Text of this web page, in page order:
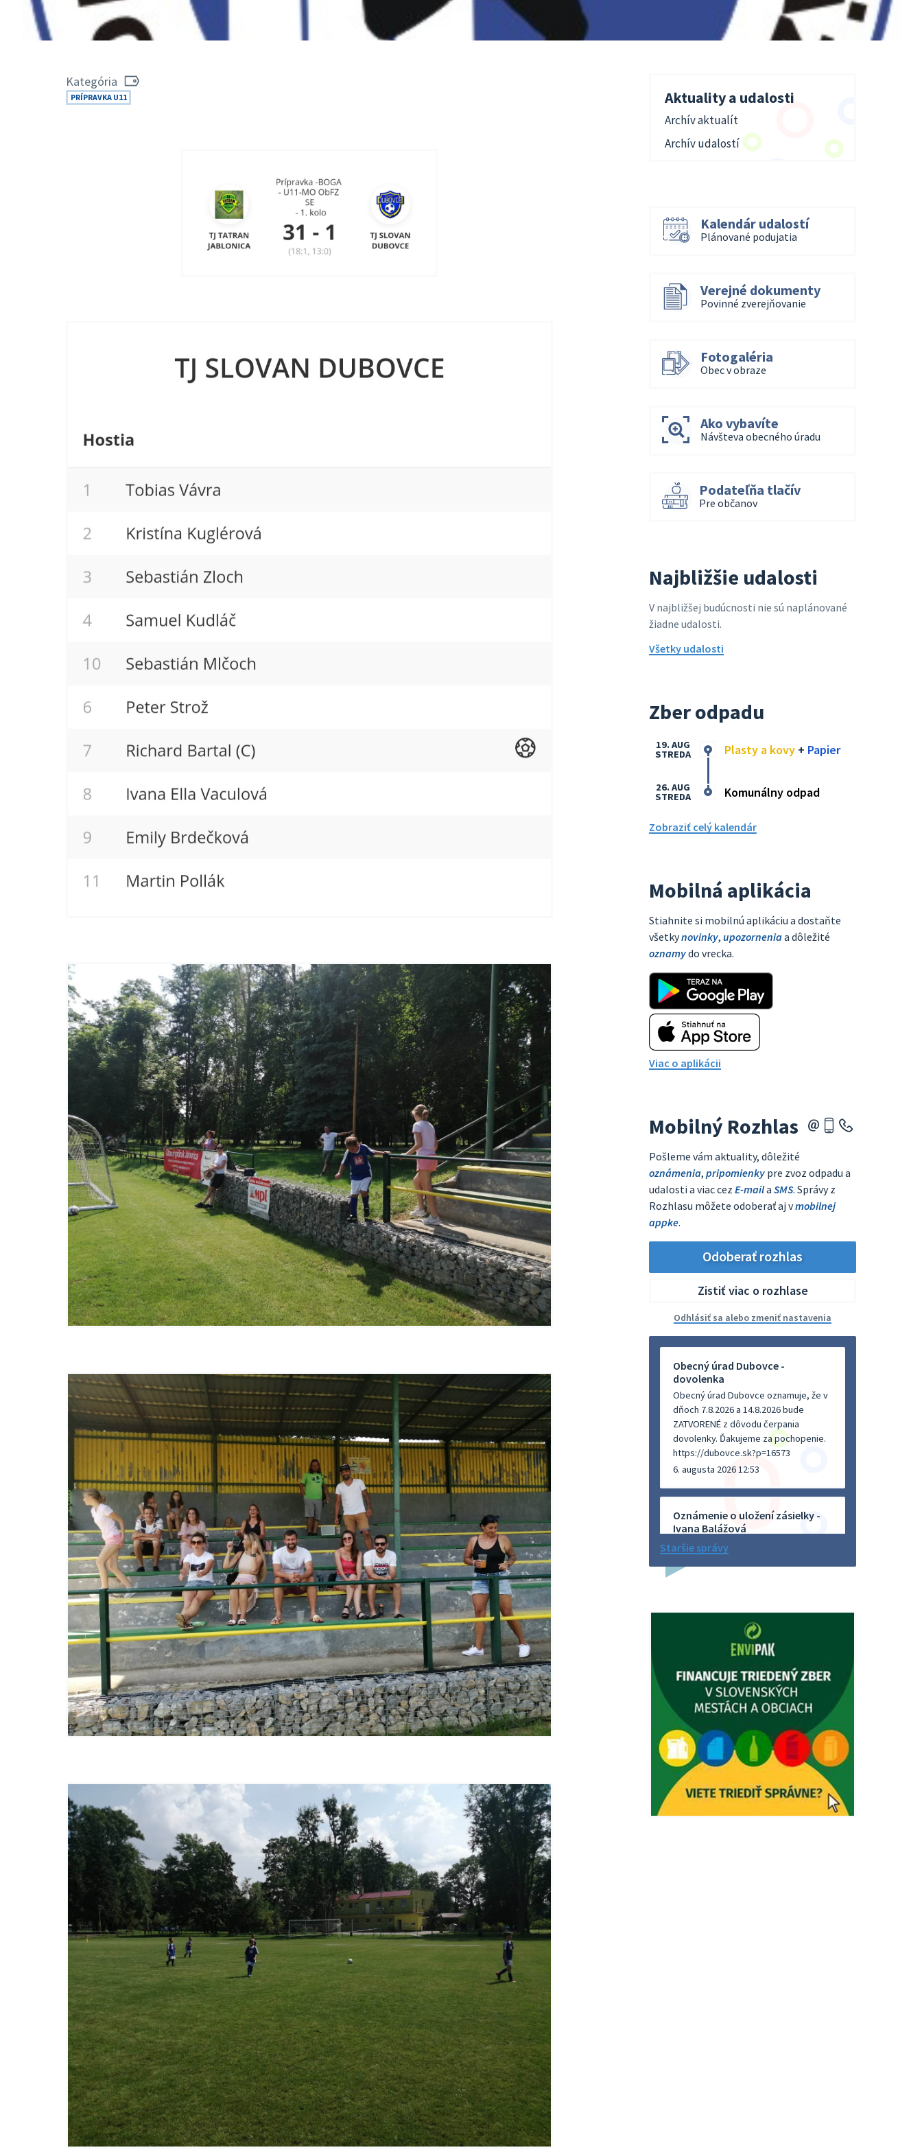
Kategória
PRÍPRAVKA U11 Aktuality a udalosti
Archív aktualít
Archív udalostí
Kalendár udalostí
Plánované podujatia
Verejné dokumenty
Povinné zverejňovanie
Fotogaléria
Obec v obraze
Ako vybavíte
Návšteva obecného úradu
Podateľňa tlačív
Pre občanov
Najbližšie udalosti
V najbližšej budúcnosti nie sú naplánované
žiadne udalosti.
Všetky udalosti
Zber odpadu
Plasty a kovy + Papier
19. AUG
STREDA
Komunálny odpad
26. AUG
STREDA
Zobraziť celý kalendár
Mobilná aplikácia
Stiahnite si mobilnú aplikáciu a dostaňte
všetkynovinky, upozorneniaa dôležité
oznamydo vrecka.
Viac o aplikácii
Mobilný Rozhlas
Pošleme vám aktuality, dôležité
oznámenia, pripomienky pre zvoz odpadu a
udalosti a viac cez E-maila SMS. Správy z
Rozhlasu môžete odoberať aj vmobilnej
appke.
Odoberať rozhlas
Zistiť viac o rozhlase
Odhlásiť sa alebo zmeniť nastavenia
Obecný úrad Dubovce -
dovolenka
Obecný úrad Dubovce oznamuje, že v
dňoch 7.8.2026 a 14.8.2026 bude
ZATVORENÉ z dôvodu čerpania
dovolenky. Ďakujeme za pochopenie.
https://dubovce.sk?p=16573
6. augusta 2026 12:53
Oznámenie o uložení zásielky -
Ivana Balážová
Na úradnej tabuli je nová výveska.
5. augusta 2026 12:38
Dovolenka - MUDr. Marián Sivoň
Ambulancia pre dospelých - MUDr.
Marián Sivoň Popudinské Močidľany
oznamuje, že od 19.8 - 28.8.2026
budeZATVORENÁ z dôvodu čerpania
dovolenky. Akútne prípady bude riešiť
MUDr.Fisch…
5. augusta 2026 12:35
Zajtrajší zvoz odpadu
Vážený občan, zajtra 5. 8. sa bude
zvážať komunálny odpad.
Staršie správy